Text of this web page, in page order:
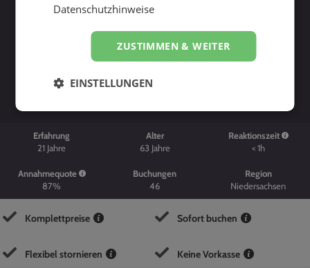
Erfahrung
21 Jahre
Alter
63 Jahre
Reaktionszeit
< 1h
Annahmequote
87%
Buchungen
46
Region
Niedersachsen
Komplettpreise Sofort buchen
Flexibel stornieren Keine Vorkasse
Datenschutzhinweise
ZUSTIMMEN & WEITER
EINSTELLUNGEN